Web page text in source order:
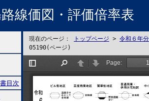
路線価図・評価倍率表
目次
現在のページ： トップページ > 令和６年分
05190(ページ)